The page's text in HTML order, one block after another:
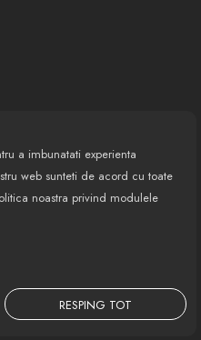
a imbunatati experienta
web sunteti de acord cu toate
noastra privind modulele
RESPING TOT
32372789, Reg.Com.:
2013